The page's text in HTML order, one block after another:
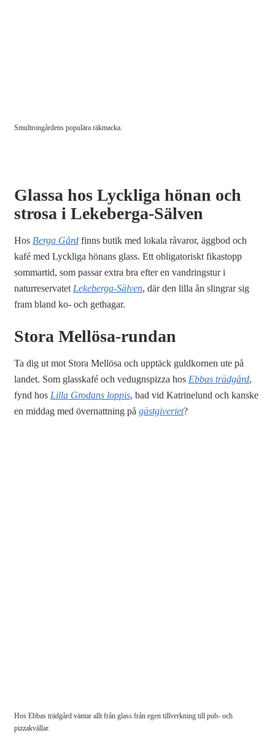
Smultrongårdens populära räkmacka.
Glassa hos Lyckliga hönan och
strosa i Lekeberga-Sälven
Hos Berga Gård finns butik med lokala råvaror, äggbod och
kafé med Lyckliga hönans glass. Ett obligatoriskt fikastopp
sommartid, som passar extra bra efter en vandringstur i
naturreservatet Lekeberga-Sälven, där den lilla ån slingrar sig
fram bland ko- och gethagar.
Stora Mellösa-rundan
Ta dig ut mot Stora Mellösa och upptäck guldkornen ute på
landet. Som glasskafé och vedugnspizza hos Ebbas trädgård,
fynd hos Lilla Grodans loppis, bad vid Katrinelund och kanske
en middag med övernattning på gästgiveriet?
Hos Ebbas trädgård väntar allt från glass från egen tillverkning till pub- och
pizzakvällar.